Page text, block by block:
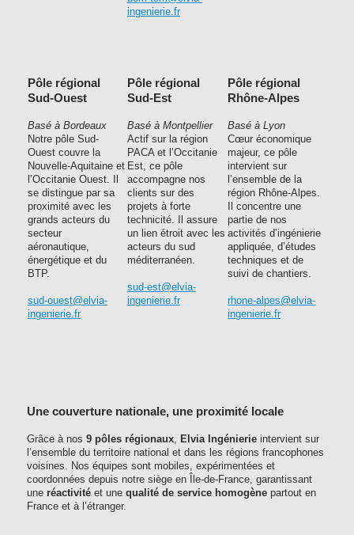
ingenierie.fr
Pôle régional
Sud-Ouest
Basé à Bordeaux
Notre pôle Sud-
Ouest couvre la
Nouvelle-Aquitaine et
l’Occitanie Ouest. Il
se distingue par sa
proximité avec les
grands acteurs du
secteur
aéronautique,
énergétique et du
BTP.
sud-ouest@elvia-
ingenierie.fr
Pôle régional
Sud-Est
Basé à Montpellier
Actif sur la région
PACA et l’Occitanie
Est, ce pôle
accompagne nos
clients sur des
projets à forte
technicité. Il assure
un lien étroit avec les
acteurs du sud
méditerranéen.
sud-est@elvia-
ingenierie.fr
Pôle régional
Rhône-Alpes
Basé à Lyon
Cœur économique
majeur, ce pôle
intervient sur
l’ensemble de la
région Rhône-Alpes.
Il concentre une
partie de nos
activités d’ingénierie
appliquée, d’études
techniques et de
suivi de chantiers.
rhone-alpes@elvia-
ingenierie.fr
Une couverture nationale, une proximité locale
Grâce à nos 9 pôles régionaux, Elvia Ingénierie intervient sur
l’ensemble du territoire national et dans les régions francophones
voisines. Nos équipes sont mobiles, expérimentées et
coordonnées depuis notre siège en Île-de-France, garantissant
une réactivité et une qualité de service homogène partout en
France et à l’étranger.